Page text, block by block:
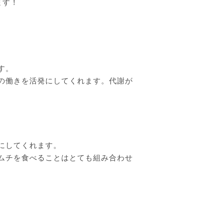
！
働きを活発にしてくれます。代謝が
てくれます。
チを食べることはとても組み合わせ